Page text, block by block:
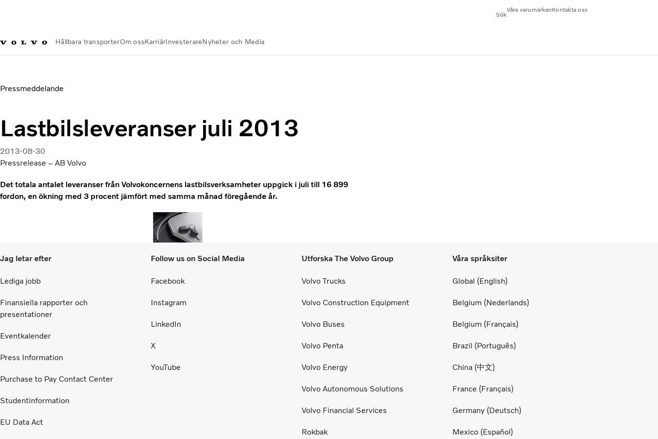
Sök
Våra varumärkenKontakta oss
Hållbara transporterOm ossKarriärInvesterareNyheter och Media
Pressmeddelande
Lastbilsleveranser juli 2013
2013-08-30
Pressrelease – AB Volvo
Det totala antalet leveranser från Volvokoncernens lastbilsverksamheter uppgick i juli till 16 899
fordon, en ökning med 3 procent jämfört med samma månad föregående år.
Jag letar efter
Lediga jobb
Finansiella rapporter och
presentationer
Eventkalender
Press Information
Purchase to Pay Contact Center
Studentinformation
EU Data Act
Follow us on Social Media
Facebook
Instagram
LinkedIn
X
YouTube
Utforska The Volvo Group
Volvo Trucks
Volvo Construction Equipment
Volvo Buses
Volvo Penta
Volvo Energy
Volvo Autonomous Solutions
Volvo Financial Services
Rokbak
Våra språksiter
Global (English)
Belgium (Nederlands)
Belgium (Français)
Brazil (Português)
China (中文)
France (Français)
Germany (Deutsch)
Mexico (Español)